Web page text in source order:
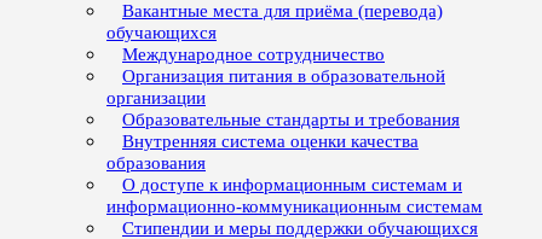
Вакантные места для приёма (перевода)
обучающихся
Международное сотрудничество
Организация питания в образовательной
организации
Образовательные стандарты и требования
Внутренняя система оценки качества
образования
О доступе к информационным системам и
информационно-коммуникационным системам
Стипендии и меры поддержки обучающихся